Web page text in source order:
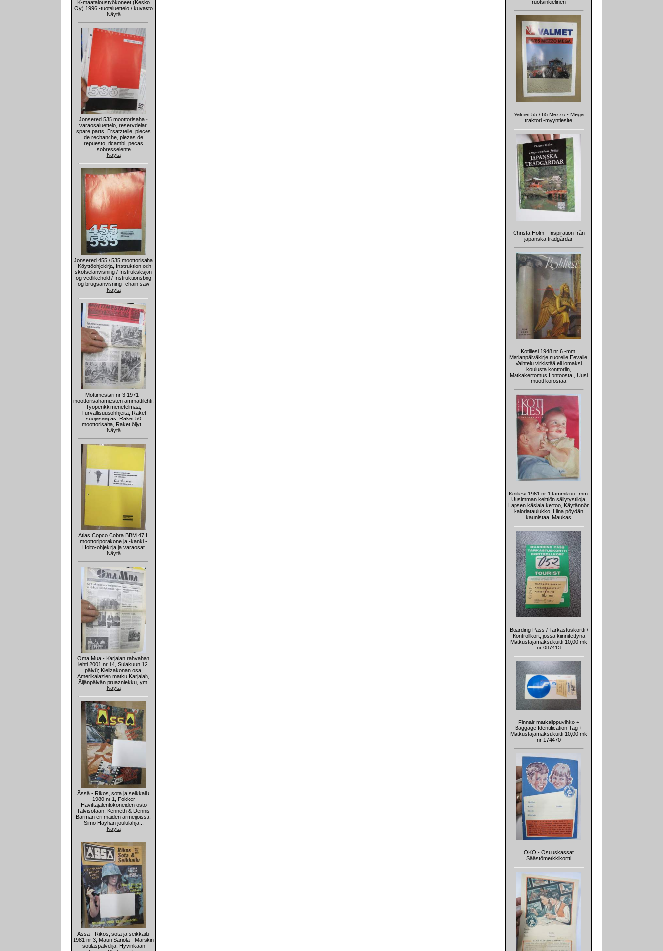
K-maataloustyökoneet (Kesko
Oy) 1996 -tuoteluettelo / kuvasto
Näytä
Jonsered 535 moottorisaha -
varaosaluettelo, reservdelar,
spare parts, Ersatzteile, pieces
de rechanche, piezas de
repuesto, ricambi, pecas
sobresselente
Näytä
Jonsered 455 / 535 moottorisaha
-Käyttöohjekirja, Instruktion och
skötselanvisning / Instruksksjon
og vedlikehold / Instruktionsbog
og brugsanvisning -chain saw
Näytä
Mottimestari nr 3 1971 -
moottorisahamiesten ammattilehti,
Työpenkkimenetelmää,
Turvallisuusohhjeita, Raket
suojasaapas, Raket 50
moottorisaha, Raket öljyt...
Näytä
Atlas Copco Cobra BBM 47 L
moottoriporakone ja -kanki -
Hoito-ohjekirja ja varaosat
Näytä
Oma Mua - Karjalan rahvahan
lehti 2001 nr 14, Sulakuun 12.
päivü; Kielizakonan osa,
Amerikalazien matku Karjalah,
Äijänpäivän pruazniekku, ym.
Näytä
Ässä - Rikos, sota ja seikkailu
1980 nr 1, Fokker
Hävittäjälentokoneiden osto
Talvisotaan, Kenneth & Dennis
Barman eri maiden armeijoissa,
Simo Häyhän joululahja...
Näytä
Ässä - Rikos, sota ja seikkailu
1981 nr 3, Mauri Sariola - Marskin
sotilaspalvelija, Hyvinkään
ruotsinkielinen
Valmet 55 / 65 Mezzo - Mega
traktori -myyntiesite
Christa Holm - Inspiration från
japanska trädgårdar
Kotiliesi 1948 nr 6 -mm.
Marianpäiväkirje nuorelle Eevalle,
Vaihtelu virkistää eli lomaksi
koulusta konttoriin,
Matkakertomus Lontoosta , Uusi
muoti korostaa
Kotiliesi 1961 nr 1 tammikuu -mm.
Uusimman keittiön säilytystiloja,
Lapsen käsiala kertoo, Käytännön
kaloriataulukko, Liina pöydän
kaunistaa, Maukas
Boarding Pass / Tarkastuskortti /
Kontrollkort, jossa kiinnitettynä
Matkustajamaksukuitti 10,00 mk
nr 087413
Finnair matkalippuvihko +
Baggage Identification Tag +
Matkustajamaksukuitti 10,00 mk
nr 174470
OKO - Osuuskassat
Säästömerkkikortti